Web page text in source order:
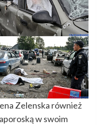
Zelenska również
w swoim